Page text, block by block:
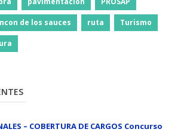
de los sauces ruta Turismo
– COBERTURA DE CARGOS Concurso